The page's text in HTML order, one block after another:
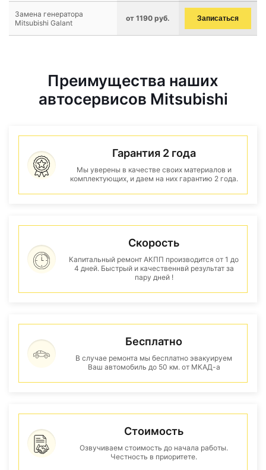
Замена генератора
Mitsubishi Galant
от 1190 руб. Записаться
Преимущества наших
автосервисов Mitsubishi
Гарантия 2 года
Мы уверены в качестве своих материалов и
комплектующих, и даем на них гарантию 2 года.
Скорость
Капитальный ремонт АКПП производится от 1 до
4 дней. Быстрый и качественнвй результат за
пару дней !
Бесплатно
В случае ремонта мы бесплатно эвакуируем
Ваш автомобиль до 50 км. от МКАД-а
Стоимость
Озвучиваем стоимость до начала работы.
Честность в приоритете.